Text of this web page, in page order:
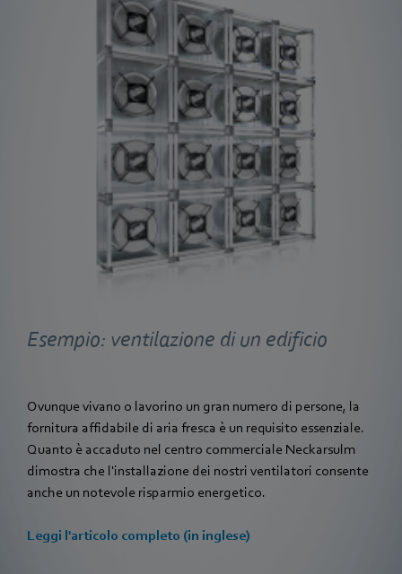
Esempio: ventilazione di un edificio
Ovunque vivano o lavorino un gran numero di persone, la
fornitura affidabile di aria fresca è un requisito essenziale.
Quanto è accaduto nel centro commerciale Neckarsulm
dimostra che l'installazione dei nostri ventilatori consente
anche un notevole risparmio energetico.
Leggi l'articolo completo (in inglese)